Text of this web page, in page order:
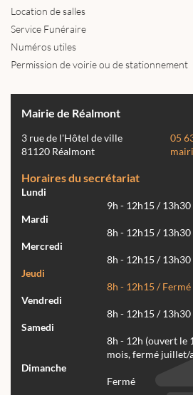
Location de salles
Service Funéraire
Numéros utiles
Permission de voirie ou de stationnement
Mairie de Réalmont
3 rue de l'Hôtel de ville
81120 Réalmont
05
Horaires du secrétariat
Lundi
9h - 12h15 / 13h30
Mardi
8h - 12h15 / 13h30
Mercredi
8h - 12h15 / 13h30
Jeudi
8h - 12h15 /
Vendredi
8h - 12h15 /
Samedi
8h - 12h (ouvert le
mois, fermé juillet/
Dimanche
Fermé